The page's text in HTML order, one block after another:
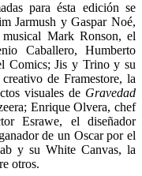
para ésta edición se
Jarmush y Gaspar Noé,
Mark Ronson, el
Caballero, Humberto
Comics; Jis y Trino y su
de Framestore, la
visuales de Gravedad
Enrique Olvera, chef
Esrawe, el diseñador
de un Oscar por el
y su White Canvas, la
otros.